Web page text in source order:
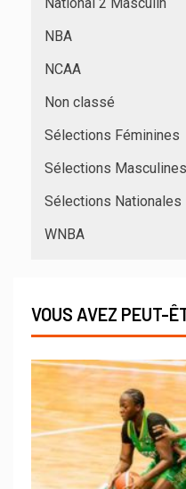
NBA
NCAA
Non classé
Sélections Féminines
Sélections Masculines
Sélections Nationales
WNBA
VOUS AVEZ PEUT-